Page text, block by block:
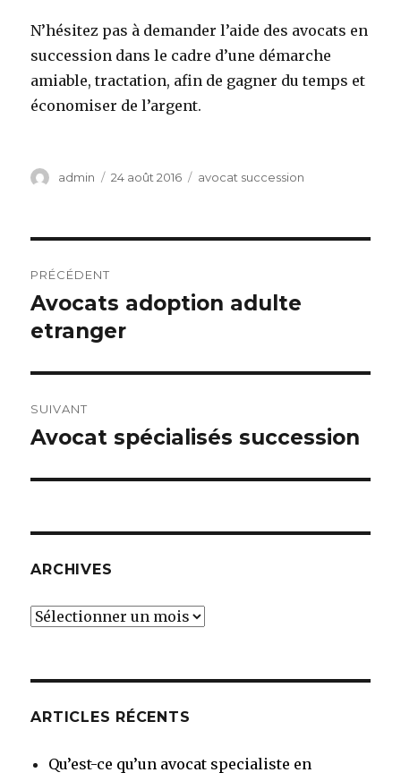
N’hésitez pas à demander l’aide des avocats en
succession dans le cadre d’une démarche
amiable, tractation, afin de gagner du temps et
économiser de l’argent.
Auteur
admin
Publié
24 août 2016 Catégories
avocat succession
de
l’article
PRÉCÉDENT
Article
précédent :
Avocats adoption adulte
etranger
SUIVANT
Article
Avocat spécialisés succession
ARCHIVES
Archives
ARTICLES RÉCENTS
Qu’est-ce qu’un avocat specialiste en